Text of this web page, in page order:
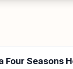
Four Seasons